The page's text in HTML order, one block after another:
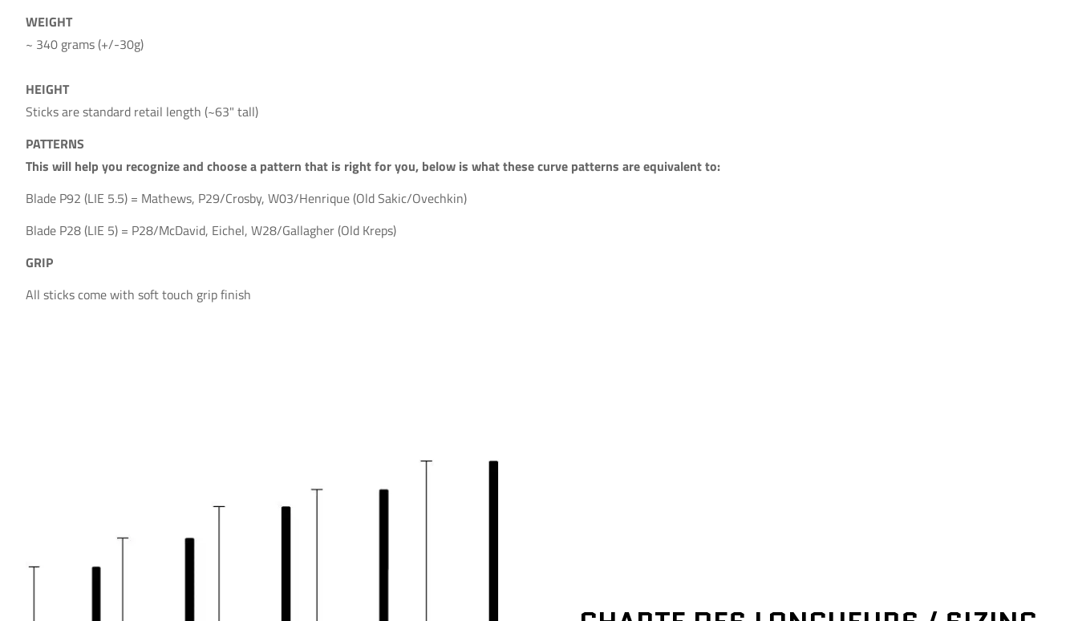
WEIGHT
~ 340 grams (+/-30g)
HEIGHT
Sticks are standard retail length (~63" tall)
PATTERNS
This will help you recognize and choose a pattern that is right for you, below is what these curve patterns are equivalent to:
Blade P92 (LIE 5.5) = Mathews, P29/Crosby, W03/Henrique (Old Sakic/Ovechkin)
Blade P28 (LIE 5) = P28/McDavid, Eichel, W28/Gallagher (Old Kreps)
GRIP
All sticks come with soft touch grip finish